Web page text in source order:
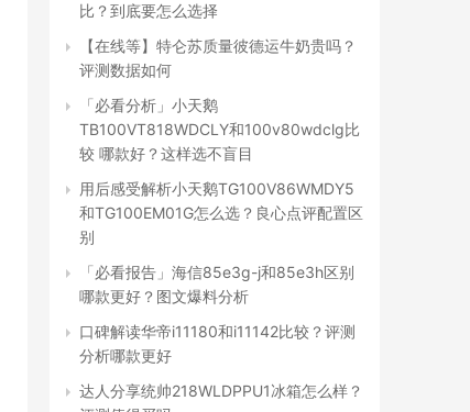
比？到底要怎么选择
【在线等】特仑苏质量彼德运牛奶贵吗？
评测数据如何
「必看分析」小天鹅
TB100VT818WDCLY和100v80wdclg比
较 哪款好？这样选不盲目
用后感受解析小天鹅TG100V86WMDY5
和TG100EM01G怎么选？良心点评配置区
别
「必看报告」海信85e3g-j和85e3h区别
哪款更好？图文爆料分析
口碑解读华帝i11180和i11142比较？评测
分析哪款更好
达人分享统帅218WLDPPU1冰箱怎么样？